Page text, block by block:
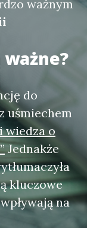
ważnym
do
uśmiechem
wiedza o
Jednakże
kluczowe
na